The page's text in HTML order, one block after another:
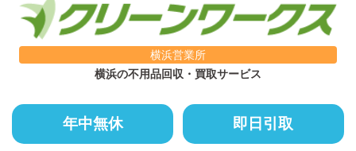
横浜営業所
横浜の不用品回収・買取サービス
年中無休 即日引取